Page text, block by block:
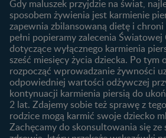
Produkty
Wyszukiwarka produktów
Nasze marki
Jak zaplanować płeć
dziecka?
Jak rozpoznać dni płodne?
Badania przed ciążą
Planowanie urlopu
macierzyńskiego
2.
3.
Rozwój dziecka
Kalendarz rozwoju dziecka
Skoki rozwojowe
Żywienie
10
laktację
Gdy maluszek przyjdzie na świat,
sposobem żywienia jest karmienie
zapewnia zbilansowaną dietę i
pełni popieramy zalecenia
dotyczące wyłącznego karmienia
sześć miesięcy życia dziecka. Po tym
rozpocząć wprowadzanie żywności
odpowiedniej wartości odżywczej
kontynuacji karmienia piersią do
2 lat. Zdajemy sobie też sprawę z
rodzice mogą karmić swoje dziecko
Zachęcamy do skonsultowania się